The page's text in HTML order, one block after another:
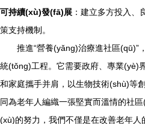
可持續(xù)發(fā)展 ：建立多方投入、
策支持機制。
推進“營養(yǎng)治療進社區(qū)”
統(tǒng)工程。它需要政府、專業(yè)
和家庭攜手并肩，以生物技術(shù)等
同為老年人編織一張堅實而溫情的社
(xù)的努力，我們不僅是在改善老年